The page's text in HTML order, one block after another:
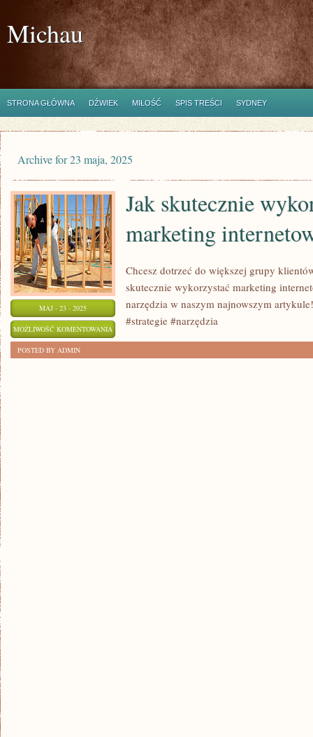
Michau
STRONA GŁÓWNA DŹWIEK MIŁOŚĆ SPIS TREŚCI SYDNEY
Archive for 23 maja, 2025
MAJ - 23 - 2025
MOŻLIWOŚĆ KOMENTOWANIA
ZOSTAŁA WYŁĄCZONA
Jak skutecznie
marketing
Chcesz dotrzeć do większej grupy
skutecznie wykorzystać marketing
narzędzia w naszym najnowszym
#strategie #narzędzia
POSTED BY ADMIN